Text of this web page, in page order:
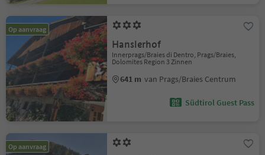
Op aanvraag
Hanslerhof
Innerprags/Braies di Dentro, Prags/Braies,
Dolomites Region 3 Zinnen
641 m van Prags/Braies Centrum
Südtirol Guest Pass
Op aanvraag